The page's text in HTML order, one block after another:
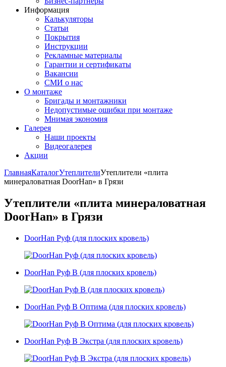
Информация
Калькуляторы
Статьи
Покрытия
Инструкции
Рекламные материалы
Гарантии и сертификаты
Вакансии
СМИ о нас
О монтаже
Бригады и монтажники
Недопустимые ошибки при монтаже
Мнимая экономия
Галерея
Наши проекты
Видеогалерея
Акции
ГлавнаяКаталогУтеплителиУтеплители «плита
минераловатная DoorHan» в Грязи
Утеплители «плита минераловатная
DoorHan» в Грязи
DoorHan Руф (для плоских кровель)
DoorHan Руф В (для плоских кровель)
DoorHan Руф В Оптима (для плоских кровель)
DoorHan Руф В Экстра (для плоских кровель)